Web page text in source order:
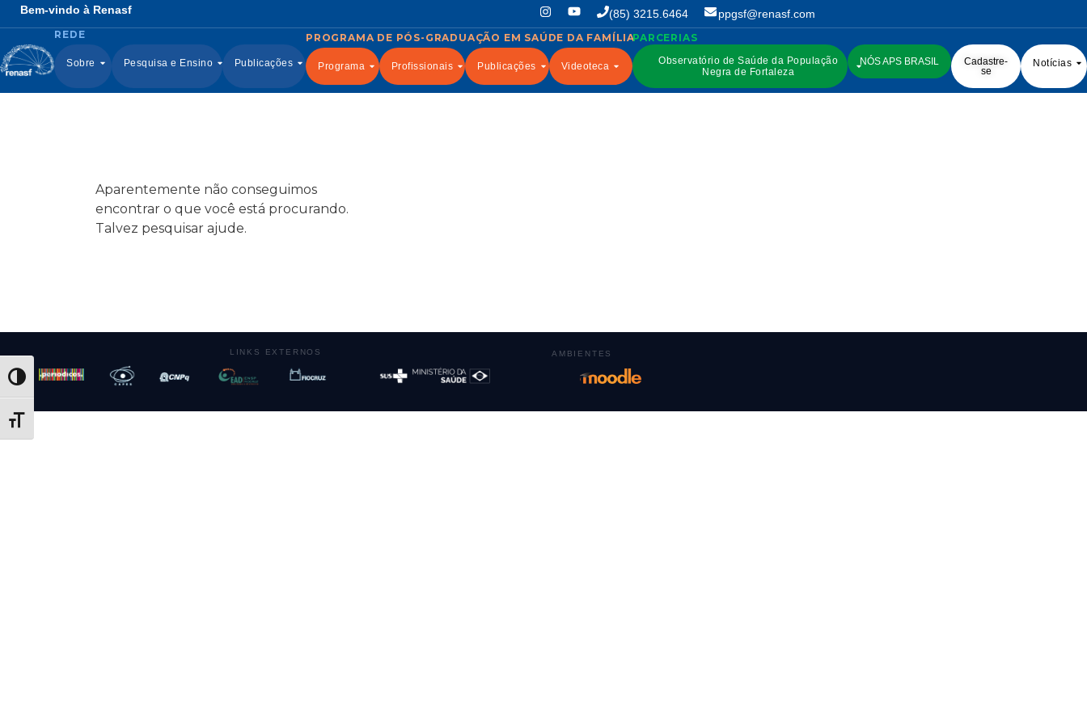
Toggle High Contrast
Toggle Font size
Bem-vindo à Renasf (85) 3215.6464 ppgsf@renasf.com
Sobre Pesquisa e Ensino Publicações Programa Profissionais Publicações Videoteca
Observatório de Saúde da População
Negra de Fortaleza
NÓS APS BRASIL
Cadastre-
se
Notícias
Aparentemente não conseguimos
encontrar o que você está procurando.
Talvez pesquisar ajude.
LINKS EXTERNOS AMBIENTES